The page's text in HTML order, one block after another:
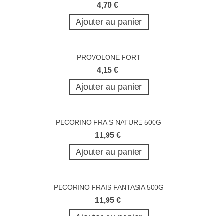
4,70 €
Ajouter au panier
PROVOLONE FORT
4,15 €
Ajouter au panier
PECORINO FRAIS NATURE 500G
11,95 €
Ajouter au panier
PECORINO FRAIS FANTASIA 500G
11,95 €